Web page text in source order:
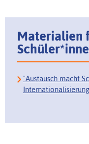
Materialien
"Austausch macht